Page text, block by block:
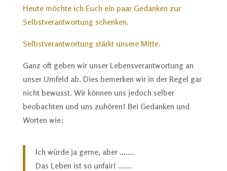
Heute möchte ich Euch ein paar Gedanken zur
Selbstverantwortung schenken.
Selbstverantwortung stärkt unsere Mitte.
Ganz oft geben wir unser Lebensverantwortung an
unser Umfeld ab. Dies bemerken wir in der Regel gar
nicht bewusst. Wir können uns jedoch selber
beobachten und uns zuhören! Bei Gedanken und
Worten wie:
Ich würde ja gerne, aber …….
Das Leben ist so unfair! …….